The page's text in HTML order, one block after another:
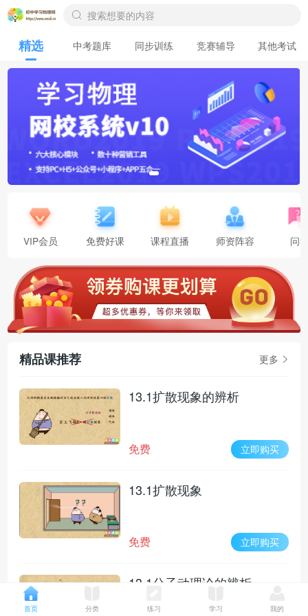
精选 中考题库 同步训练 竞赛辅导 其他考试
VIP会员 免费好课 课程直播 师资阵容 问
更多
精品课推荐
13.1扩散现象的辨析
立即购买
免费
13.1扩散现象
立即购买
免费
13.1分子动理论的辨析
首页 分类 练习 学习 我的